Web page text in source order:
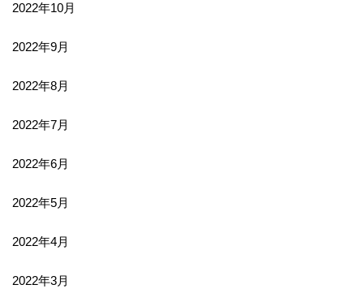
2022年10月
2022年9月
2022年8月
2022年7月
2022年6月
2022年5月
2022年4月
2022年3月